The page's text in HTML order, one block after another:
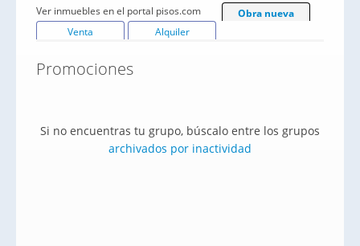
Ver inmuebles en el portal pisos.com
Obra nueva
Venta
Alquiler
Promociones
Si no encuentras tu grupo, búscalo entre los grupos
archivados por inactividad